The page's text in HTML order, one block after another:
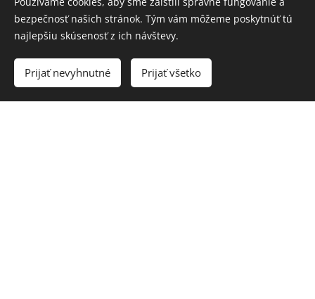
Potrebujete premeniť vaše predstavy v realitu ?
— PROFESIONÁLNY TEAM A
bezpečnosť našich stránok. Tým vám môžeme poskytnúť tú
najlepšiu skúsenosť z ich návštevy.
Prijať nevyhnutné Prijať všetko